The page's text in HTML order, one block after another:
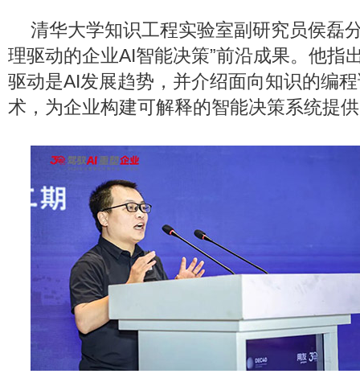
清华大学知识工程实验室副研究员侯磊
理驱动的企业AI智能决策”前沿成果。他指
驱动是AI发展趋势，并介绍面向知识的编
术，为企业构建可解释的智能决策系统提